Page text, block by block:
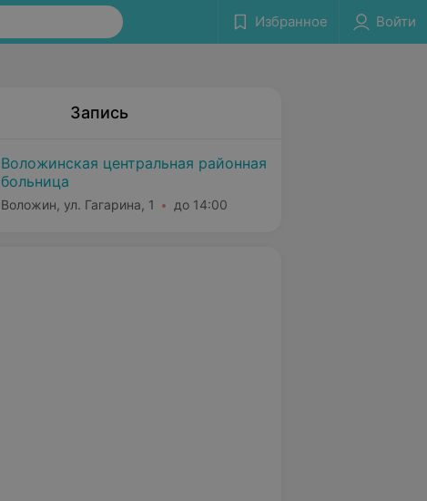
Избранное Войти
Запись
Воложинская центральная районная
больница
Воложин, ул. Гагарина, 1 до 14:00